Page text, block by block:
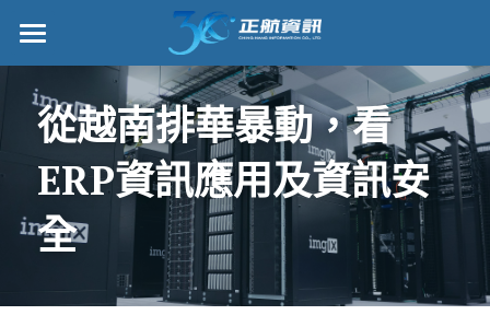
正航首頁
數位轉型
管理功能
標竿客戶
詢問/採購
從越南排華暴動，看
ERP資訊應用及資訊安
全